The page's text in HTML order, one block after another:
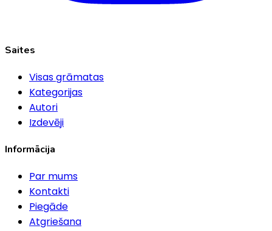
Saites
Visas grāmatas
Kategorijas
Autori
Izdevēji
Informācija
Par mums
Kontakti
Piegāde
Atgriešana